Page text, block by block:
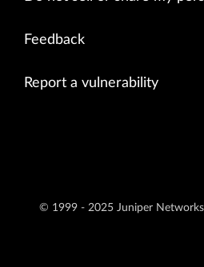
Feedback
Report a vulnerability
© 1999 - 2025 Juniper